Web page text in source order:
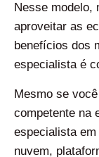
Nesse modelo,
aproveitar as
benefícios dos
especialista é
Mesmo se
competente na
especialista
nuvem,